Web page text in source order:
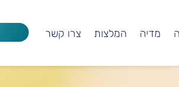
צרו קשר המלצות מדיה